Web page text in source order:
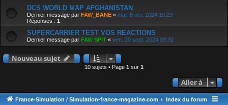
DCS WORLD MAP AFGHANISTAN
Dernier message par FAW_BANE « mar. 8 oct. 2024 19:23
Réponses : 1
SUPERCARRIER TEST VOS REACTIONS
Dernier message par FAW SPIT « ven. 20 sept. 2024 09:31
Nouveau sujet
10 sujets • Page 1 sur 1
Aller à
France-Simulation / Simulation-france-magazine.com Index du forum